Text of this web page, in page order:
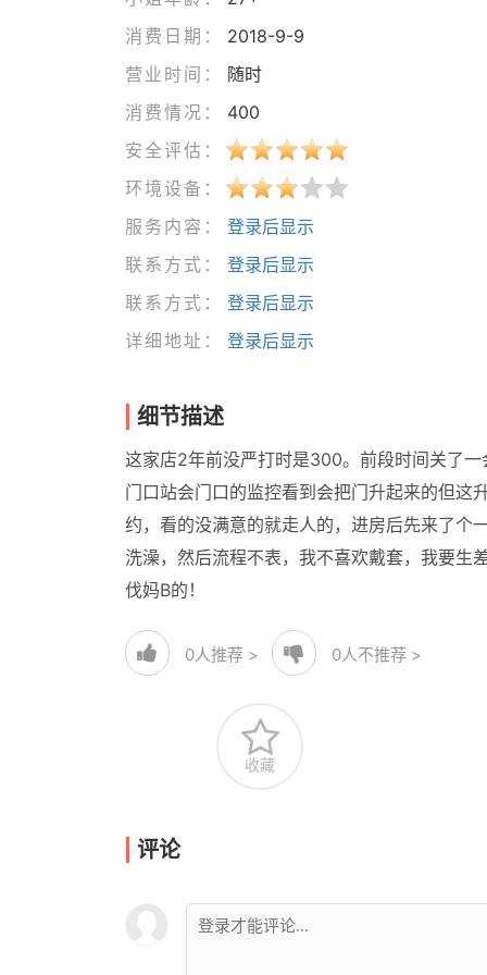
消费日期：
2018-9-9
营业时间：
随时
消费情况：
400
安全评估：
环境设备：
服务内容：
登录后显示
联系方式：
登录后显示
联系方式：
登录后显示
详细地址：
登录后显示
细节描述
这家店2年前没严打时是300。前段时间关了
门口站会门口的监控看到会把门升起来的但这
约，看的没满意的就走人的，进房后先来了个
洗澡，然后流程不表，我不喜欢戴套，我要生
伐妈B的！
0人推荐 > 0人不推荐 >
收藏
评论